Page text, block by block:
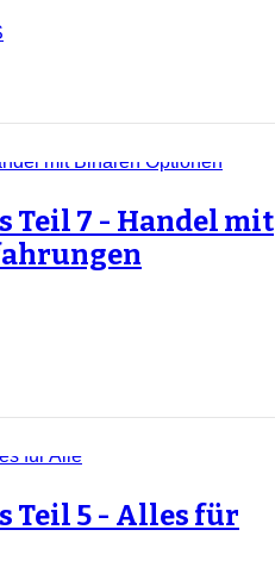
Teil 7 - Handel mit
Teil 5 - Alles für